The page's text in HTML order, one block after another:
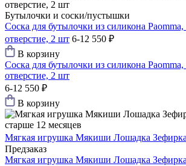
Бутылочки и соски/пустышки
Соска для бутылочки из силикона Paomma,
отверстие, 2 шт 6-12 550 ₽
В корзину
Соска для бутылочки из силикона Paomma,
отверстие, 2 шт
6-12 550 ₽
В корзину
старше 12 месяцев
Мягкая игрушка Мякиши Лошадка Зефирка
Предзаказ
Мягкая игрушка Мякиши Лошадка Зефирка